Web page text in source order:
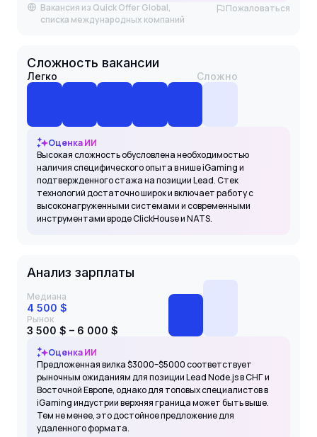
Вакансия из Quick Offer Global,
списка международных компаний
Пожаловаться
Сложность вакансии
Легко Сложно
Оценка ИИ
Высокая сложность обусловлена необходимостью
наличия специфического опыта в нише iGaming и
подтвержденного стажа на позиции Lead. Стек
технологий достаточно широк и включает работу с
высоконагруженными системами и современными
инструментами вроде ClickHouse и NATS.
Анализ зарплаты
Медиана
4 500 $
Рынок
3 500 $ – 6 000 $
Оценка ИИ
Предложенная вилка $3000–$5000 соответствует
рыночным ожиданиям для позиции Lead Node.js в СНГ и
Восточной Европе, однако для топовых специалистов в
iGaming индустрии верхняя граница может быть выше.
Тем не менее, это достойное предложение для
удаленного формата.